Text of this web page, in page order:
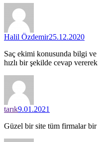
Halil Özdemir25.12.2020
Saç ekimi konusunda bilgi
hızlı bir şekilde cevap
tarık9.01.2021
Güzel bir site tüm firmalar bir